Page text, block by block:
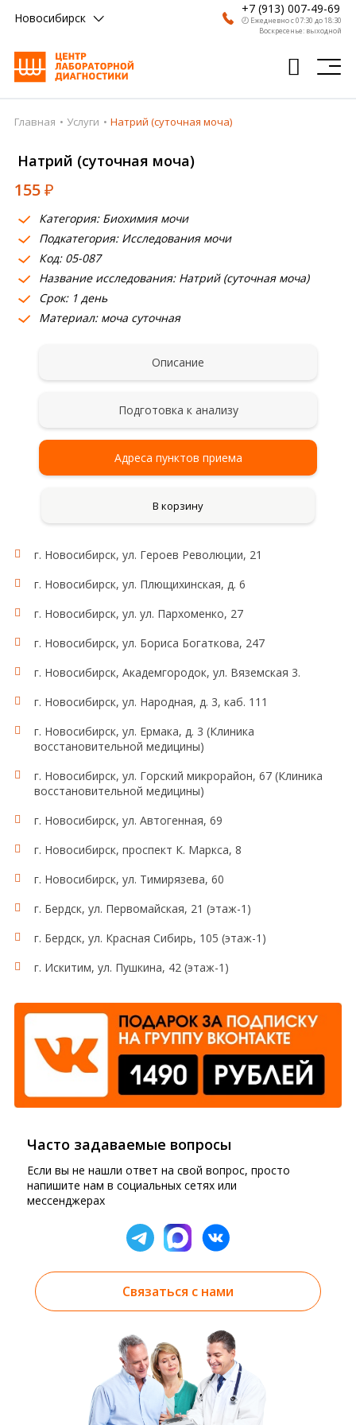
Новосибирск
+7 (913) 007-49-69
🕗 Ежедневно с 07:30 до 18:30
Воскресенье: выходной
Главная
Анализы
Врачи
Получить результат
Пациентам
О компании
Где сдать
Главная Услуги Натрий (суточная моча)
Натрий (суточная моча)
155₽
Категория: Биохимия мочи
Подкатегория: Исследования мочи
Код: 05-087
Название исследования: Натрий (суточная моча)
Срок: 1 день
Материал: моча суточная
Описание
Подготовка к анализу
Адреса пунктов приема
В корзину
Рекомендации для сбора и сдачи анализа
наружных половых органов без применения
антисептиков. Женщинам не рекомендуется
сдавать анализ мочи во время менструации. Мочу
для исследования собирают на протяжении суток
пробуждения (в 6-8 часов утра) пациент мочится в
не учитывается!). В даль­нейшем в течение суток
объемом не менее 2 литров. Если в ночное время у
пациента нет позывов к мочеиспусканию,
специально пробуждаться для мочеиспускания не
нужно. Последнюю порцию мочи в общую емкость
когда накануне был начат сбор (в 6-8 часов утра,
последней порции, пациенту необходимо тщательно
измерить количество полученной мочи, аккуратно
перемешать и отлить для исследования в
медицинский контейнер 50-100 мл. Обязательно
за сутки.
г. Новосибирск, ул. Героев Революции, 21
г. Новосибирск, ул. Плющихинская, д. 6
г. Новосибирск, ул. ул. Пархоменко, 27
г. Новосибирск, ул. Бориса Богаткова, 247
г. Новосибирск, Академгородок, ул. Вяземская 3.
г. Новосибирск, ул. Народная, д. 3, каб. 111
г. Новосибирск, ул. Ермака, д. 3 (Клиника
восстановительной медицины)
г. Новосибирск, ул. Горский микрорайон, 67 (Клиника
восстановительной медицины)
г. Новосибирск, ул. Автогенная, 69
г. Новосибирск, проспект К. Маркса, 8
г. Новосибирск, ул. Тимирязева, 60
г. Бердск, ул. Первомайская, 21 (этаж-1)
г. Бердск, ул. Красная Сибирь, 105 (этаж-1)
г. Искитим, ул. Пушкина, 42 (этаж-1)
Часто задаваемые вопросы
Если вы не нашли ответ на свой вопрос, просто
напишите нам в социальных сетях или
мессенджерах
Связаться с нами